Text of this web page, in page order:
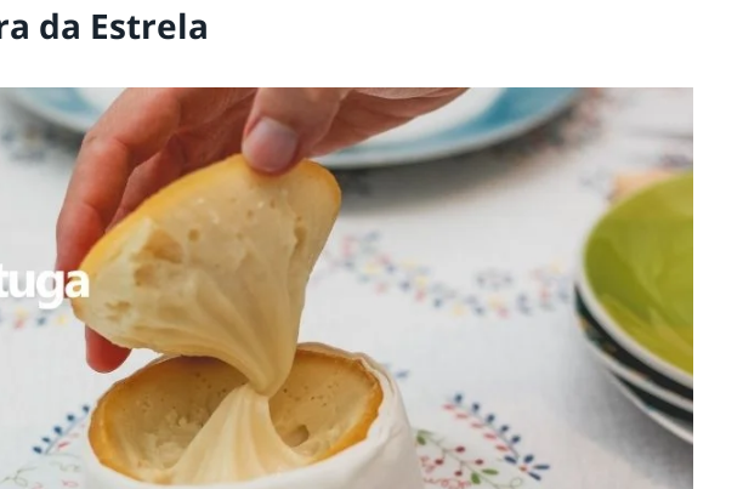
da Estrela